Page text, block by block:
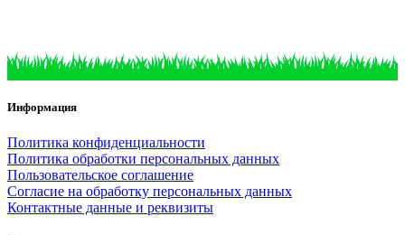
Информация
Политика конфиденциальности
Политика обработки персональных данных
Пользовательское соглашение
Согласие на обработку персональных данных
Контактные данные и реквизиты